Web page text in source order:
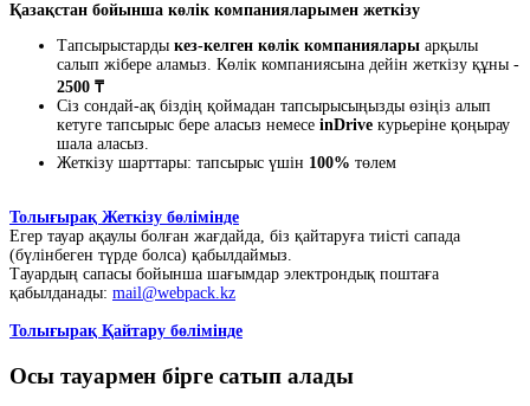
Қазақстан бойынша көлік компанияларымен жеткізу
Тапсырыстарды кез-келген көлік компаниялары арқылы
салып жібере аламыз. Көлік компаниясына дейін жеткізу құны -
2500 ₸
Сіз сондай-ақ біздің қоймадан тапсырысыңызды өзіңіз алып
кетуге тапсырыс бере аласыз немесе inDrive курьеріне қоңырау
шала аласыз.
Жеткізу шарттары: тапсырыс үшін 100% төлем
Толығырақ Жеткізу бөлімінде
Егер тауар ақаулы болған жағдайда, біз қайтаруға тиісті сапада
(бүлінбеген түрде болса) қабылдаймыз.
Тауардың сапасы бойынша шағымдар электрондық поштаға
қабылданады: mail@webpack.kz
Толығырақ Қайтару бөлімінде
Осы тауармен бірге сатып алады